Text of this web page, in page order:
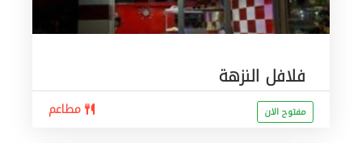
فلافل النزهة
مطاعم مفتوح الان